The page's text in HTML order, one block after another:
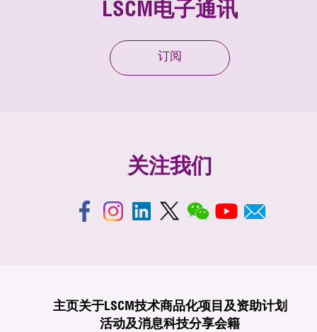
LSCM电子通讯
订阅
关注我们
主页关于LSCM技术商品化项目及资助计划
活动及消息科技分享会籍